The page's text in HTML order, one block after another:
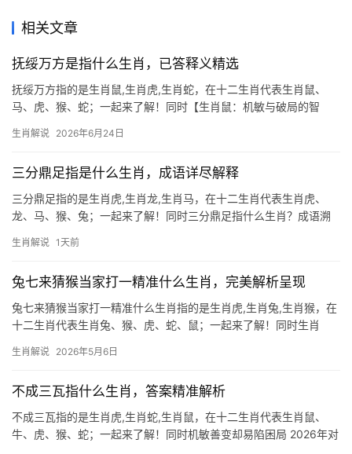
相关文章
抚绥万方是指什么生肖，已答释义精选
抚绥万方指的是生肖鼠,生肖虎,生肖蛇，在十二生肖代表生肖鼠、
马、虎、猴、蛇；一起来了解！同时【生肖鼠：机敏与破局的智
“破财不止”之困，尤其投资需谨慎；但下半年“柳暗花明”，事业上“极
生肖解说 2026年6月24日
三分鼎足指是什么生肖，成语详尽解释
三分鼎足指的是生肖虎,生肖龙,生肖马，在十二生肖代表生肖虎、
龙、马、猴、兔；一起来了解！同时三分鼎足指什么生肖？成语溯
对峙，如鼎之三足，各据一方，在生肖文化中，此成语暗喻三种生
生肖解说 1天前
兔七来猜猴当家打一精准什么生肖，完美解析呈现
兔七来猜猴当家打一精准什么生肖指的是生肖虎,生肖兔,生肖猴，在
十二生肖代表生肖兔、猴、虎、蛇、鼠；一起来了解！同时生肖
演着关键角色，兔在十二地支中对应“卯”，象征黎明生机，而谜底暗
生肖解说 2026年5月6日
不成三瓦指什么生肖，答案精准解析
不成三瓦指的是生肖虎,生肖蛇,生肖鼠，在十二生肖代表生肖鼠、
牛、虎、猴、蛇；一起来了解！同时机敏善变却易陷困局 2026年对